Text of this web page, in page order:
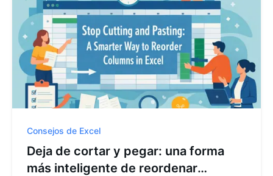
Consejos de Excel
Deja de cortar y pegar: una forma
más inteligente de reordenar